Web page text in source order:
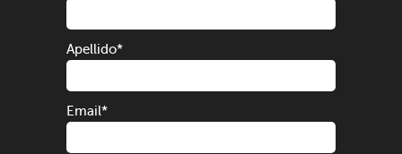
Apellido*
Email*